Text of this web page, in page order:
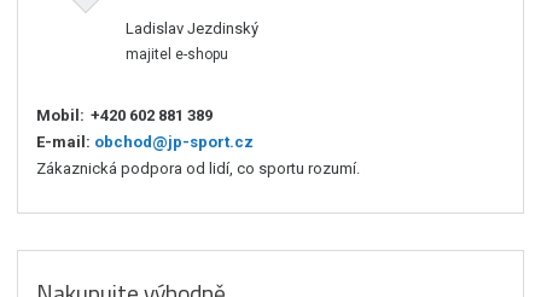
Ladislav Jezdinský
majitel e-shopu
Mobil: +420 602 881 389
E-mail: obchod@jp-sport.cz
Zákaznická podpora od lidí, co sportu rozumí.